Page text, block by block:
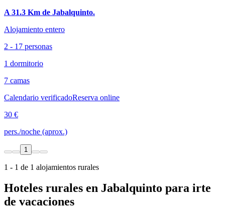
A 31.3 Km de Jabalquinto.
Alojamiento entero
2 - 17 personas
1 dormitorio
7 camas
Calendario verificadoReserva online
30 €
pers./noche (aprox.)
1
1 - 1 de 1 alojamientos rurales
Hoteles rurales en Jabalquinto para irte
de vacaciones